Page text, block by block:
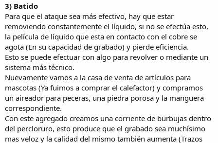
3) Batido
Para que el ataque sea más efectivo, hay que estar
removiendo constantemente el líquido, si no se efectúa esto,
la película de líquido que esta en contacto con el cobre se
agota (En su capacidad de grabado) y pierde eficiencia.
Esto se puede efectuar con algo para revolver o mediante un
sistema más técnico.
Nuevamente vamos a la casa de venta de artículos para
mascotas (Ya fuimos a comprar el calefactor) y compramos
un aireador para peceras, una piedra porosa y la manguera
correspondiente.
Con este agregado creamos una corriente de burbujas dentro
del percloruro, esto produce que el grabado sea muchísimo
mas veloz y la calidad del mismo también aumenta (Trazos